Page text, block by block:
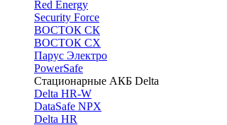
Red Energy
Security Force
ВОСТОК СК
ВОСТОК СХ
Парус Электро
PowerSafe
Стационарные АКБ Delta
Delta HR-W
DataSafe NPX
Delta HR